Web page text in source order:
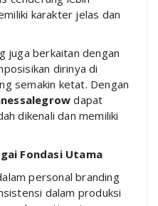
karakter jelas dan
juga berkaitan dengan
dirinya di
semakin ketat. Dengan
dapat
dikenali dan memiliki
Fondasi Utama
personal branding
dalam produksi